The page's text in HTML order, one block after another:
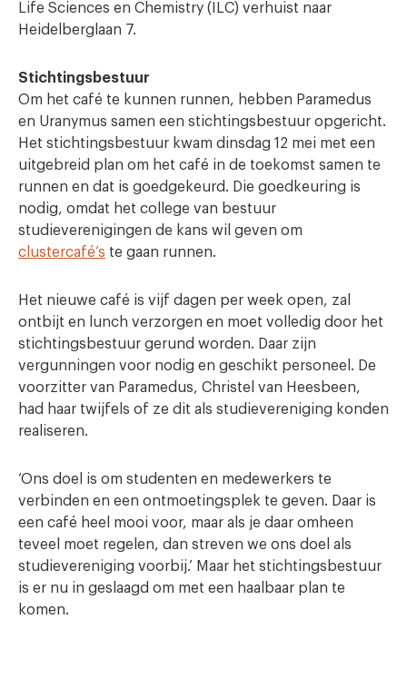
Life Sciences en Chemistry (ILC) verhuist naar
Heidelberglaan 7.
Stichtingsbestuur
Om het café te kunnen runnen, hebben Paramedus
en Uranymus samen een stichtingsbestuur opgericht.
Het stichtingsbestuur kwam dinsdag 12 mei met een
uitgebreid plan om het café in de toekomst samen te
runnen en dat is goedgekeurd. Die goedkeuring is
nodig, omdat het college van bestuur
studieverenigingen de kans wil geven om
clustercafé’s te gaan runnen.
Het nieuwe café is vijf dagen per week open, zal
ontbijt en lunch verzorgen en moet volledig door het
stichtingsbestuur gerund worden. Daar zijn
vergunningen voor nodig en geschikt personeel. De
voorzitter van Paramedus, Christel van Heesbeen,
had haar twijfels of ze dit als studievereniging konden
realiseren.
‘Ons doel is om studenten en medewerkers te
verbinden en een ontmoetingsplek te geven. Daar is
een café heel mooi voor, maar als je daar omheen
teveel moet regelen, dan streven we ons doel als
studievereniging voorbij.’ Maar het stichtingsbestuur
is er nu in geslaagd om met een haalbaar plan te
komen.